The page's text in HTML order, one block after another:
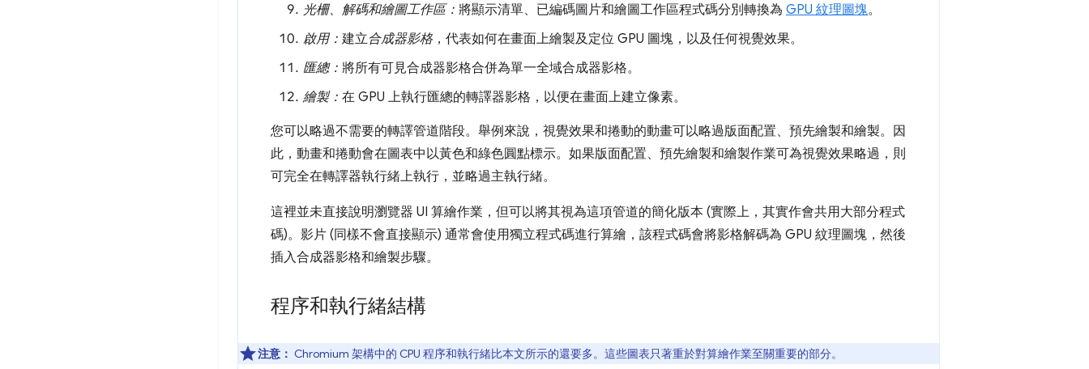
光柵、解碼和繪圖工作區： 將顯示清單、已編碼圖片和繪圖工作區程式碼分別轉換為 GPU 紋理圖塊。
啟用： 建立合成器影格，代表如何在畫面上繪製及定位 GPU 圖塊，以及任何視覺效果。
匯總： 將所有可見合成器影格合併為單一全域合成器影格。
繪製： 在 GPU 上執行匯總的轉譯器影格，以便在畫面上建立像素。
您可以略過不需要的轉譯管道階段。舉例來說，視覺效果和捲動的動畫可以略過版面配置、預先繪製和繪製。因
此，動畫和捲動會在圖表中以黃色和綠色圓點標示。如果版面配置、預先繪製和繪製作業可為視覺效果略過，則
可完全在轉譯器執行緒上執行，並略過主執行緒。
這裡並未直接說明瀏覽器 UI 算繪作業，但可以將其視為這項管道的簡化版本 (實際上，其實作會共用大部分程式
碼)。影片 (同樣不會直接顯示) 通常會使用獨立程式碼進行算繪，該程式碼會將影格解碼為 GPU 紋理圖塊，然後
插入合成器影格和繪製步驟。
程序和執行緒結構
注意： Chromium 架構中的 CPU 程序和執行緒比本文所示的還要多。這些圖表只著重於對算繪作業至關重要的部分。